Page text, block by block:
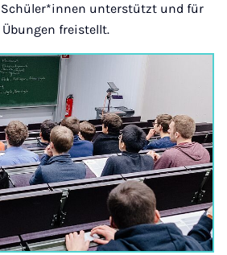
Schüler*innen unterstützt und für
freistellt.